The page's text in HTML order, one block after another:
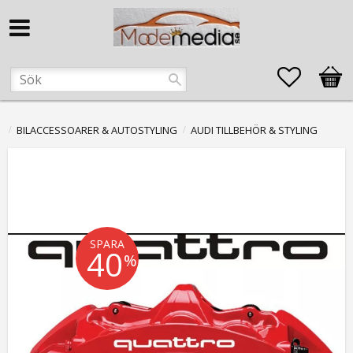
Favoriter
BILACCESSOARER & AUTOSTYLING AUDI TILLBEHÖR & STYLING
SPARA
40%